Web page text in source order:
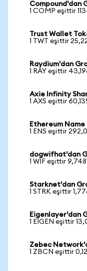
Compound'dan
1 COMP eşittir
Trust Wallet
1 TWT eşittir
Raydium'dan
1 RAY eşittir
Axie Infinity
1 AXS eşittir
Ethereum
1 ENS eşittir
dogwifhat'dan
1 WIF eşittir
Starknet'dan
1 STRK eşittir
Eigenlayer'dan
1 EIGEN eşittir
Zebec
1 ZBCN eşittir